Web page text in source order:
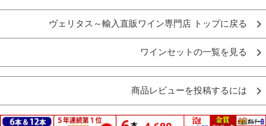
ヴェリタス～輸入直販ワイン専門店 トップに戻る
ワインセットの一覧を見る
商品レビューを投稿するには